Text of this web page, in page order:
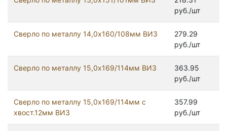
руб./шт
Сверло по металлу 14,0х160/108мм ВИЗ
279.29
руб./шт
Сверло по металлу 15,0х169/114мм ВИЗ
363.95
руб./шт
Сверло по металлу 15,0х169/114мм с
хвост.12мм ВИЗ
357.99
руб./шт